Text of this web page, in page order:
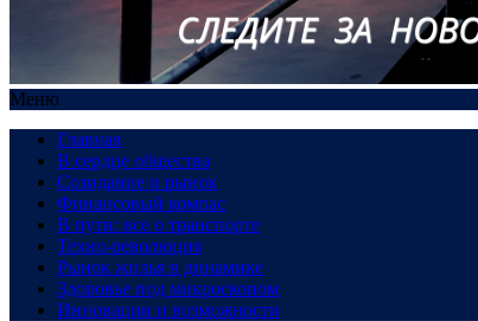
Меню
Главная
В сердце общества
Созидание и рынок
Финансовый компас
В пути: все о транспорте
Техно-революция
Рынок жилья в динамике
Здоровье под микроскопом
Инновации и возможности